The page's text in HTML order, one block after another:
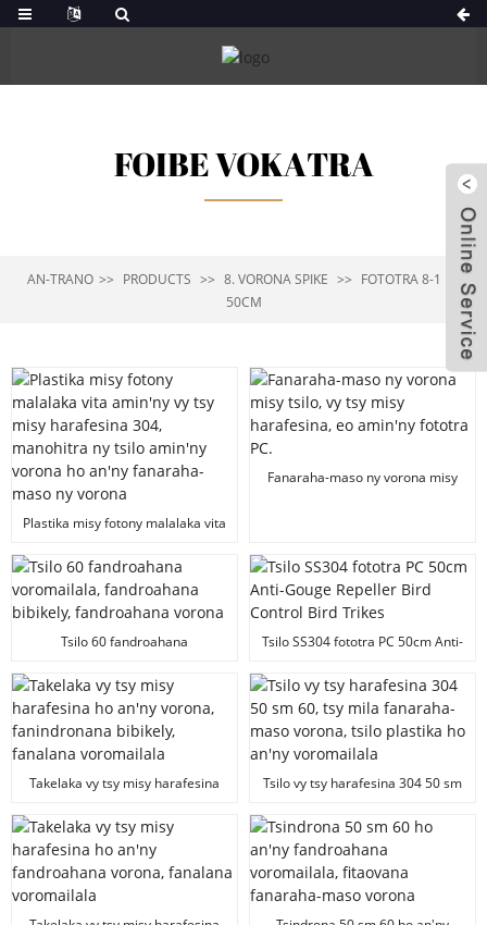
FOIBE VOKATRA
AN-TRANO PRODUCTS 8. VORONA SPIKE
FOTOTRA 8-1 PC
50CM
Plastika misy fotony malalaka vita
304, manohitra ny tsilo amin'ny
vorona ho an'ny fanaraha-maso
ny vorona
Fanaraha-maso ny vorona misy
Tsilo 60 fandroahana
bibikely, fandroahana vorona
Tsilo SS304 fototra PC 50cm Anti-
Trikes
Takelaka vy tsy misy harafesina
bibikely, fanalana voromailala
Tsilo vy tsy harafesina 304 50 sm
vorona, tsilo plastika ho an'ny
voromailala